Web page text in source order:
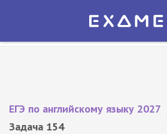
Экзамер — ЕГЭ 2027
ЕГЭ по английскому языку 2027
Задача 154